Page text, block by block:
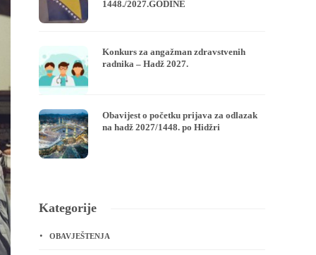
1448./2027.GODINE
Konkurs za angažman zdravstvenih
radnika – Hadž 2027.
Obavijest o početku prijava za odlazak
na hadž 2027/1448. po Hidžri
Kategorije
OBAVJEŠTENJA